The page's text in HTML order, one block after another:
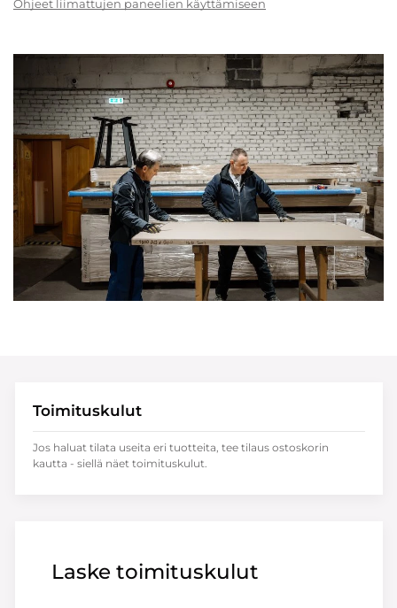
Ohjeet liimattujen paneelien käyttämiseen
Laske toimituskulut
Toimituskulut
Jos haluat tilata useita eri tuotteita, tee tilaus ostoskorin
kautta - siellä näet toimituskulut.